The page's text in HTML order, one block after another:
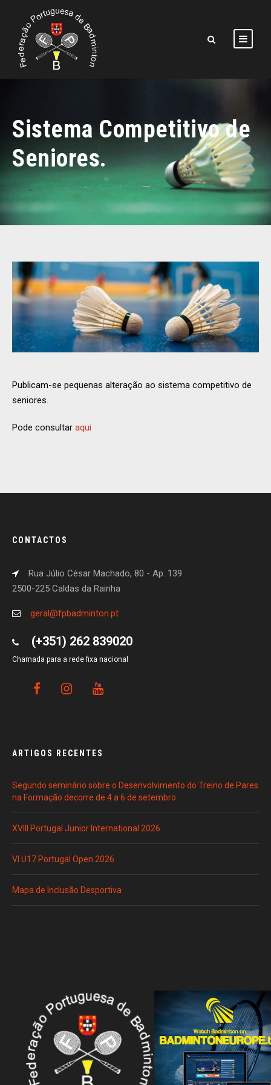
Sistema Competitivo de
Seniores.
Publicam-se pequenas alteração ao sistema competitivo de
seniores.
Pode consultar aqui
CONTACTOS
Rua Júlio César Machado, 80 - Ap. 139
2500-225 Caldas da Rainha
geral@fpbadminton.pt
(+351) 262 839020
Chamada para a rede fixa nacional
ARTIGOS RECENTES
Segundo seminário sobre o Desenvolvimento do Treino de Pares
na Formação decorre de 4 a 6 de setembro
XVIII Portugal Junior International 2026
VI U17 Portugal Open 2026
Mapa de Inclusão Desportiva